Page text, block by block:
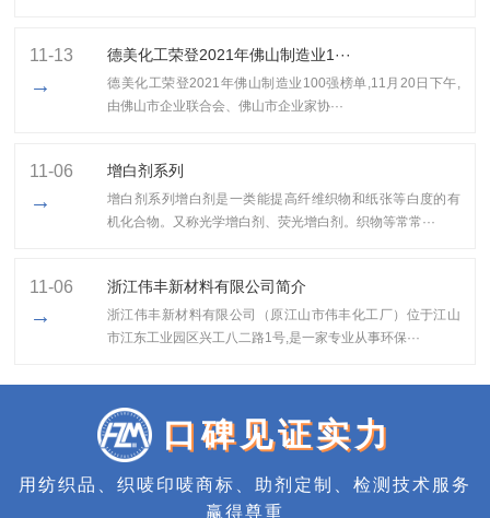
11-13
→
​德美化工荣登2021年佛山制造业1···
​德美化工荣登2021年佛山制造业100强榜单,11月20日下午,
由佛山市企业联合会、佛山市企业家协···
11-06
→
增白剂系列
增白剂系列增白剂是一类能提高纤维织物和纸张等白度的有
机化合物。又称光学增白剂、荧光增白剂。织物等常常···
11-06
→
浙江伟丰新材料有限公司简介
浙江伟丰新材料有限公司（原江山市伟丰化工厂）位于江山
市江东工业园区兴工八二路1号,是一家专业从事环保···
口碑见证实力
用纺织品、织唛印唛商标、助剂定制、检测技术服务
赢得尊重